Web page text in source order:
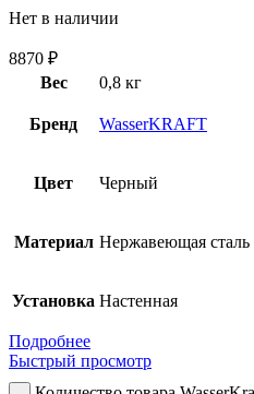
Нет в наличии
8870 ₽
Вес
0,8 кг
Бренд WasserKRAFT
Цвет Черный
Материал Нержавеющая сталь
Установка Настенная
Подробнее
Быстрый просмотр